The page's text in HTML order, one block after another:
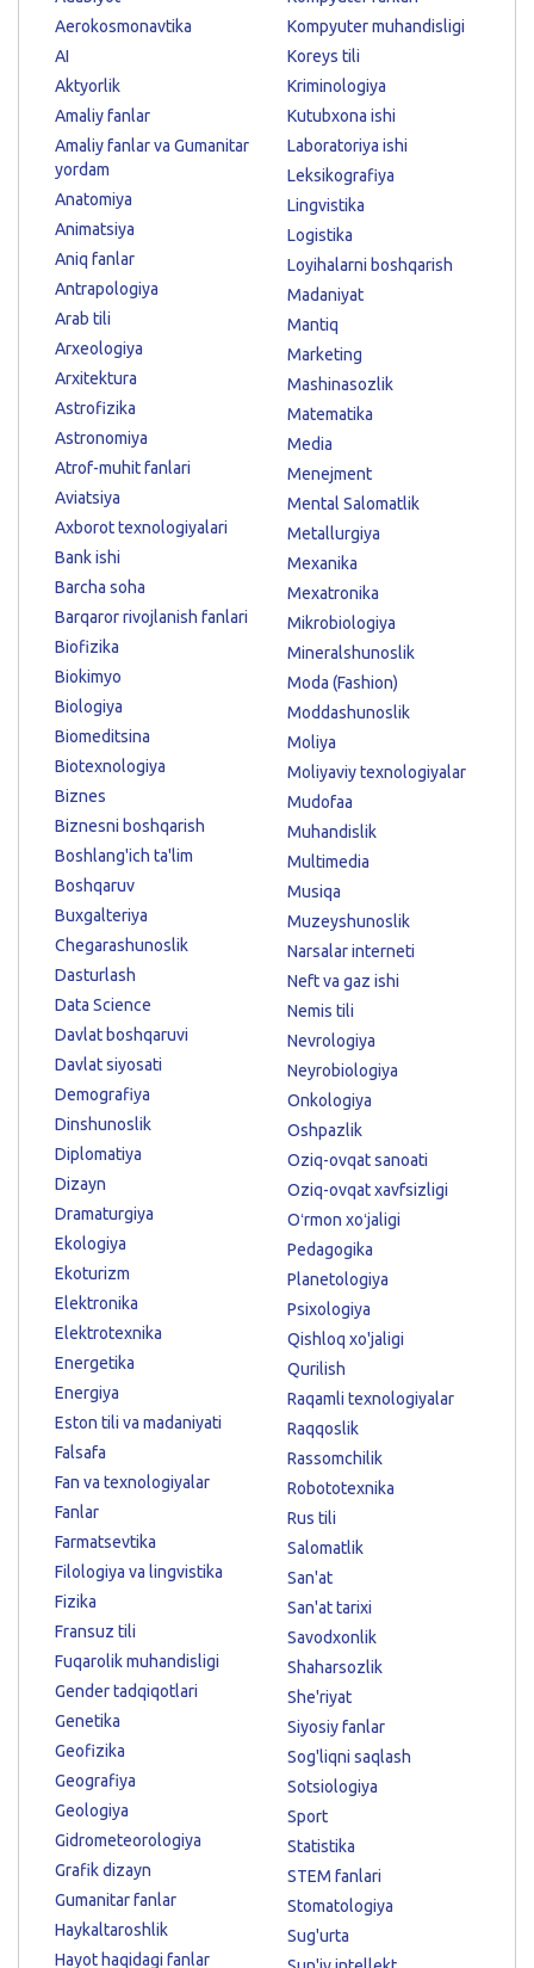
Aerokosmonavtika
AI
Aktyorlik
Amaliy fanlar
Amaliy fanlar va Gumanitar
yordam
Anatomiya
Animatsiya
Aniq fanlar
Antrapologiya
Arab tili
Arxeologiya
Arxitektura
Astrofizika
Astronomiya
Atrof-muhit fanlari
Aviatsiya
Axborot texnologiyalari
Bank ishi
Barcha soha
Barqaror rivojlanish fanlari
Biofizika
Biokimyo
Biologiya
Biomeditsina
Biotexnologiya
Biznes
Biznesni boshqarish
Boshlang'ich ta'lim
Boshqaruv
Buxgalteriya
Chegarashunoslik
Dasturlash
Data Science
Davlat boshqaruvi
Davlat siyosati
Demografiya
Dinshunoslik
Diplomatiya
Dizayn
Dramaturgiya
Ekologiya
Ekoturizm
Elektronika
Elektrotexnika
Energetika
Energiya
Eston tili va madaniyati
Falsafa
Fan va texnologiyalar
Fanlar
Farmatsevtika
Filologiya va lingvistika
Fizika
Fransuz tili
Fuqarolik muhandisligi
Gender tadqiqotlari
Genetika
Geofizika
Geografiya
Geologiya
Gidrometeorologiya
Grafik dizayn
Gumanitar fanlar
Haykaltaroshlik
Hayot haqidagi fanlar
Kompyuter muhandisligi
Koreys tili
Kriminologiya
Kutubxona ishi
Laboratoriya ishi
Leksikografiya
Lingvistika
Logistika
Loyihalarni boshqarish
Madaniyat
Mantiq
Marketing
Mashinasozlik
Matematika
Media
Menejment
Mental Salomatlik
Metallurgiya
Mexanika
Mexatronika
Mikrobiologiya
Mineralshunoslik
Moda (Fashion)
Moddashunoslik
Moliya
Moliyaviy texnologiyalar
Mudofaa
Muhandislik
Multimedia
Musiqa
Muzeyshunoslik
Narsalar interneti
Neft va gaz ishi
Nemis tili
Nevrologiya
Neyrobiologiya
Onkologiya
Oshpazlik
Oziq-ovqat sanoati
Oziq-ovqat xavfsizligi
Oʻrmon xoʻjaligi
Pedagogika
Planetologiya
Psixologiya
Qishloq xo'jaligi
Qurilish
Raqamli texnologiyalar
Raqqoslik
Rassomchilik
Robototexnika
Rus tili
Salomatlik
San'at
San'at tarixi
Savodxonlik
Shaharsozlik
She'riyat
Siyosiy fanlar
Sog'liqni saqlash
Sotsiologiya
Sport
Statistika
STEM fanlari
Stomatologiya
Sug'urta